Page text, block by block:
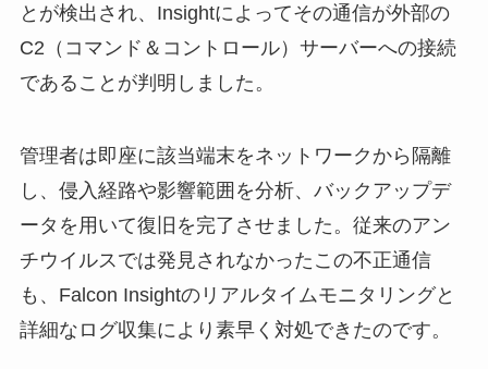
とが検出され、Insightによってその通信が外部の
C2（コマンド＆コントロール）サーバーへの接続
であることが判明しました。
管理者は即座に該当端末をネットワークから隔離
し、侵入経路や影響範囲を分析、バックアップデ
ータを用いて復旧を完了させました。従来のアン
チウイルスでは発見されなかったこの不正通信
も、Falcon Insightのリアルタイムモニタリングと
詳細なログ収集により素早く対処できたのです。